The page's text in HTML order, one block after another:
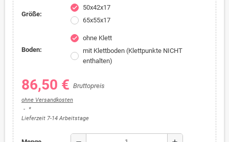
Größe:
check
50x42x17
65x55x17
Boden:
check
ohne Klett
mit Klettboden (Klettpunkte NICHT
enthalten)
86,50 € Bruttopreis
ohne Versandkosten
*
Lieferzeit 7-14 Arbeitstage